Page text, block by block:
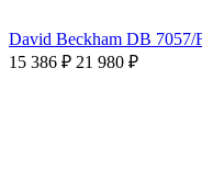
David Beckham DB 7057/
15 386 ₽ 21 980 ₽